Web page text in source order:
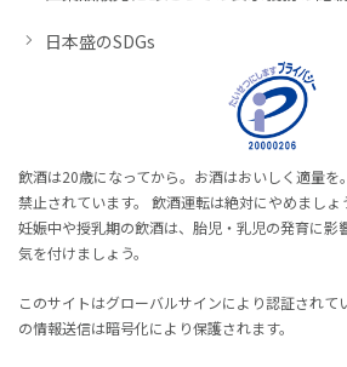
日本盛のSDGs
飲酒は20歳になってから。お酒はおいしく適量を
禁止されています。 飲酒運転は絶対にやめましょ
妊娠中や授乳期の飲酒は、胎児・乳児の発育に影
気を付けましょう。
このサイトはグローバルサインにより認証されて
の情報送信は暗号化により保護されます。